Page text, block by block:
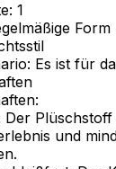
1
Form
Es ist für
Der
und